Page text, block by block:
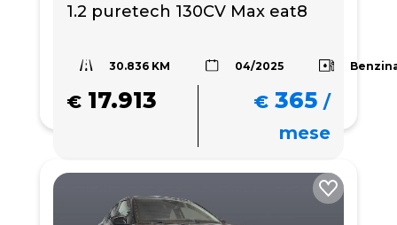
1.2 puretech 130CV Max eat8
30.836 KM 04/2025
€ 17.913 € 365 /
mese